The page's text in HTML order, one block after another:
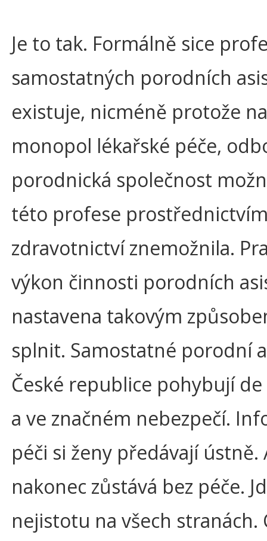
Je to tak. Formálně sice
samostatných porodních
existuje, nicméně protože
monopol lékařské péče,
porodnická společnost
této profese
zdravotnictví znemožnila.
výkon činnosti porodních
nastavena takovým
splnit. Samostatné porodní
České republice pohybují
a ve značném nebezpečí.
péči si ženy předávají
nakonec zůstává bez péče.
nejistotu na všech stranách.